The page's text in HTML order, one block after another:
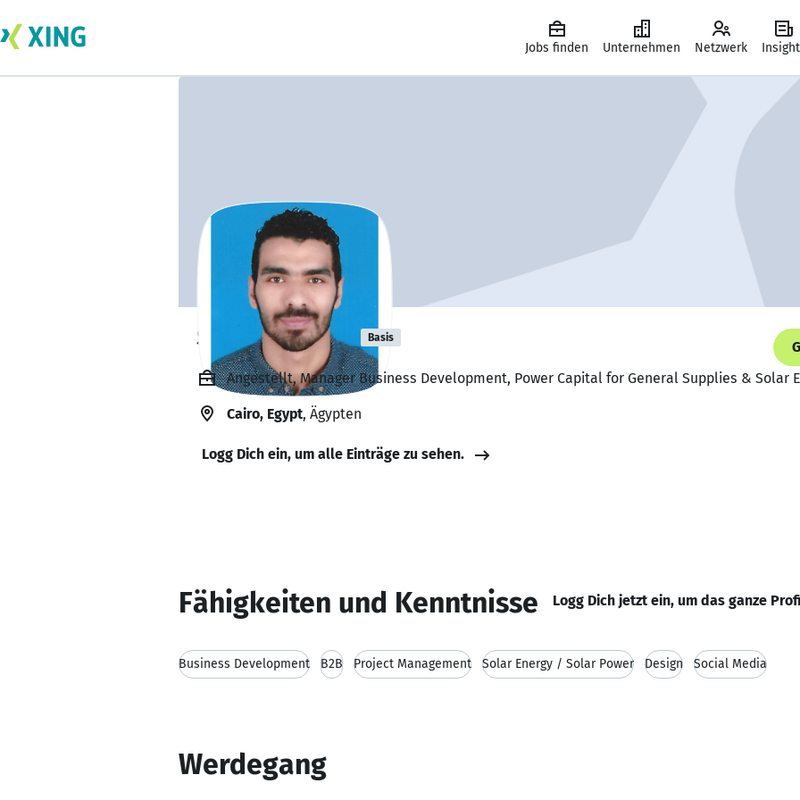
Jobs finden Unternehmen Netzwerk
Saher El Ashri Basis
Angestellt, Manager Business Development, Power Capital for General Supplies & Solar
Cairo, Egypt, Ägypten
Logg Dich ein, um alle Einträge zu sehen.
Fähigkeiten und Kenntnisse Logg Dich jetzt ein, um das ganze
Business Development B2B Project Management Solar Energy / Solar Power Design Social Media
Werdegang